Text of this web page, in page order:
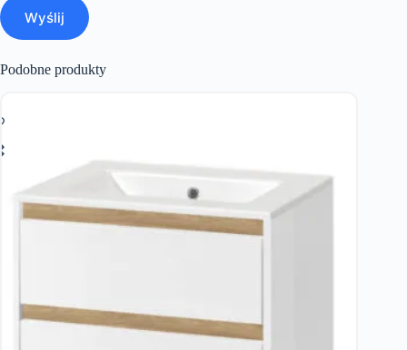
Wyślij
Podobne produkty